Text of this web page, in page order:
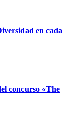
en cada
concurso «The